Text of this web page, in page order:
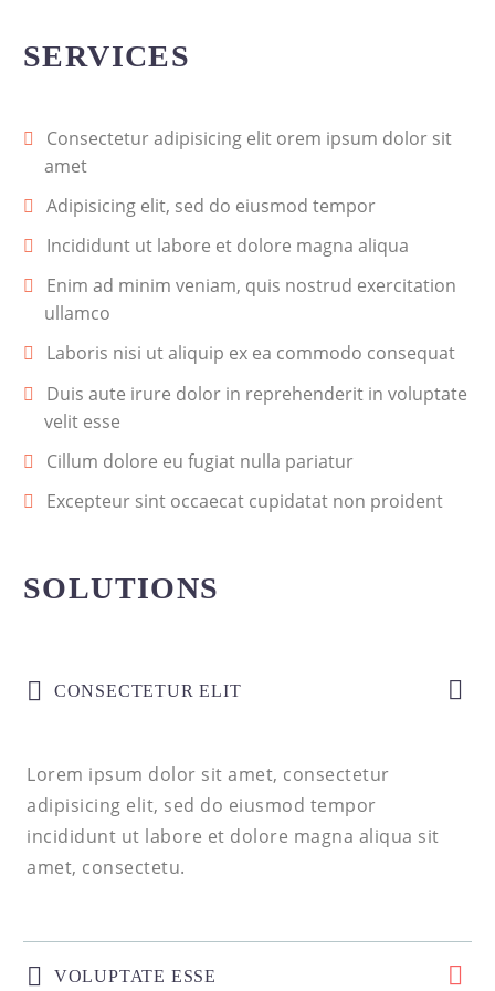
SERVICES
Consectetur adipisicing elit orem ipsum dolor sit
amet
Adipisicing elit, sed do eiusmod tempor
Incididunt ut labore et dolore magna aliqua
Enim ad minim veniam, quis nostrud exercitation
ullamco
Laboris nisi ut aliquip ex ea commodo consequat
Duis aute irure dolor in reprehenderit in voluptate
velit esse
Cillum dolore eu fugiat nulla pariatur
Excepteur sint occaecat cupidatat non proident
SOLUTIONS
CONSECTETUR ELIT
Lorem ipsum dolor sit amet, consectetur
adipisicing elit, sed do eiusmod tempor
incididunt ut labore et dolore magna aliqua sit
amet, consectetu.
VOLUPTATE ESSE